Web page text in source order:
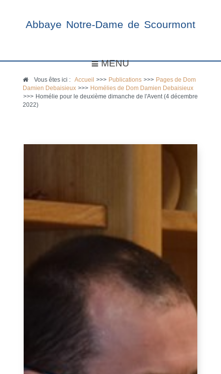
Abbaye Notre-Dame de Scourmont
MENU
Vous êtes ici :Accueil >>> Publications >>> Pages de Dom
Damien Debaisieux >>> Homélies de Dom Damien Debaisieux
>>> Homélie pour le deuxième dimanche de l'Avent (4 décembre
2022)